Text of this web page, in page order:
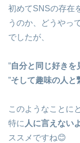
初めてSNSの存在
うのか、どうやっ
でしたが、
”自分と同じ好きを
”そして趣味の人と
このようなことに
特に 人に言えない
ススメですね😊